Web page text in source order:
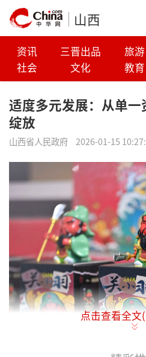
山西
资讯 三晋出品 旅游
社会
文化 教育
适度多元发展：从单
绽放
山西省人民政府 2026-01-15
点击查看全文